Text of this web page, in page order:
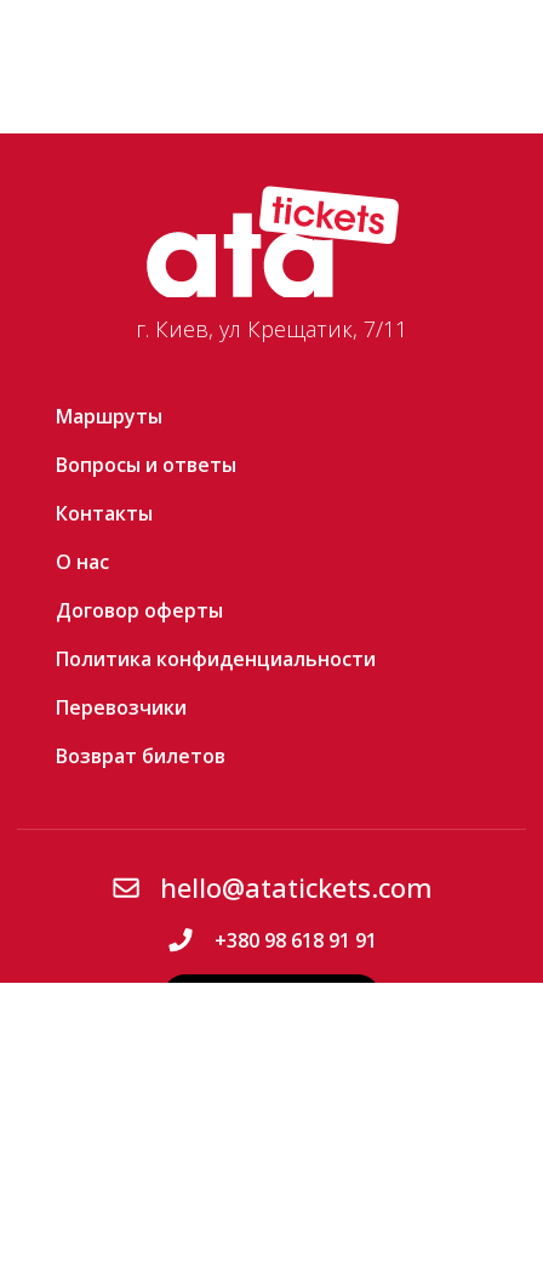
г. Киев, ул Крещатик, 7/11
hello@atatickets.com
+380 98 618 91 91
Маршруты
Вопросы и ответы
Контакты
О нас
Договор оферты
Политика конфиденциальности
Перевозчики
Возврат билетов